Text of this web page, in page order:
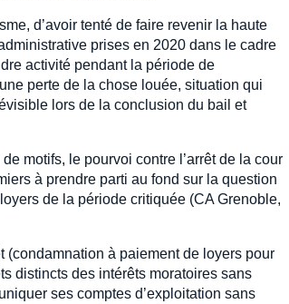
d’avoir tenté de faire revenir la haute
prises en 2020 dans le cadre
activité pendant la période de
perte de la chose louée, situation qui
lors de la conclusion du bail et
motifs, le pourvoi contre l’arrêt de la cour
à prendre parti au fond sur la question
de la période critiquée (CA Grenoble,
(condamnation à paiement de loyers pour
distincts des intérêts moratoires sans
ses comptes d’exploitation sans